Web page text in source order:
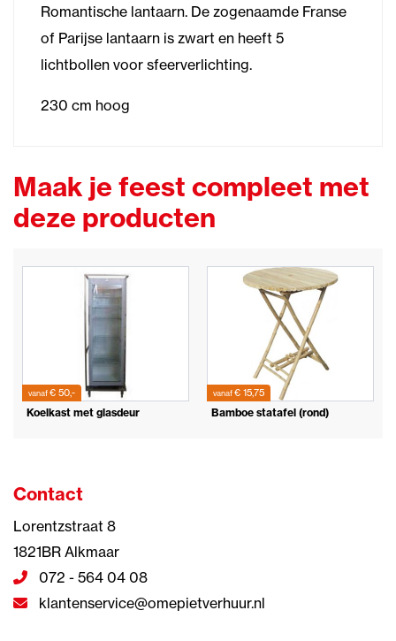
Romantische lantaarn. De zogenaamde Franse
of Parijse lantaarn is zwart en heeft 5
lichtbollen voor sfeerverlichting.
230 cm hoog
Maak je feest compleet met
deze producten
vanaf€ 50,-
Koelkast met glasdeur
vanaf€ 15,75
Bamboe statafel (rond)
Contact
Lorentzstraat 8
1821BR Alkmaar
072 - 564 04 08
klantenservice@omepietverhuur.nl